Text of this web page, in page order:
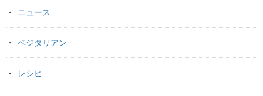
ニュース
ベジタリアン
レシピ